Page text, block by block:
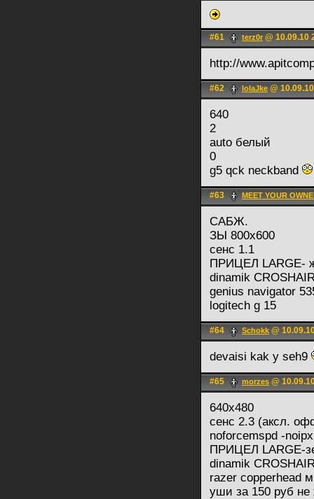
#61 terz0r @ 10.09.10
http://
#62 lolaJke @
640
2
auto белый
0
g5 qck neckband
#63 MEET YOUR
САБЖ.
ЗЫ 800х600
сенс 1.1
ПРИЦЕЛ LARGE-
dinamik
genius navigator
logitech g 15
#64 Schokk @
devaisi kak y seh9
#65 morzes @
640х480
сенс 2.3 (аксл.
noforcemspd -
ПРИЦЕЛ LARGE-
dinamik
razer copperhead
уши за 150 руб